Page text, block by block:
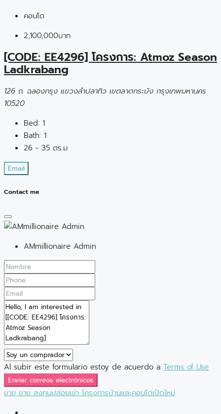
คอนโด
2,100,000บาท
[CODE: EE4296] โครงการ: Atmoz Season
Ladkrabang
126 ถ. ฉลองกรุง แขวงลำปลาทิว เขตลาดกระบัง กรุงเทพมหานคร
10520
Bed: 1
Bath: 1
26 - 35 ตร.ม
Email
Contact me
AMmillionaire Admin
Al subir este formulario estoy de acuerdo a Terms of Use
Enviar correos electrónicos
ขาย ขาย ลงทุนปล่อยเช่า โครงการบ้านและคอนโดเปิดใหม่